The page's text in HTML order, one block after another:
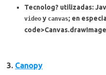
Tecnolog? utilizadas:
video y canvas; en
3. Canopy